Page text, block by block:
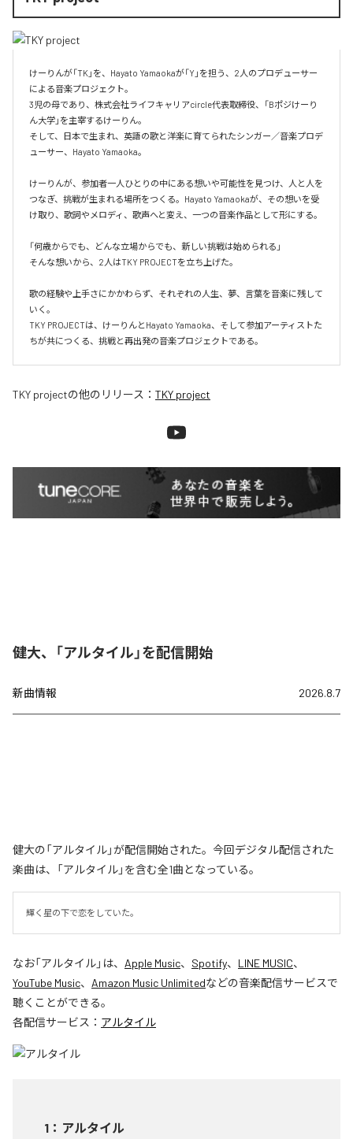
けーりんが「TK」を、Hayato Yamaokaが「Y」を担う、2人のプロデューサー
による音楽プロジェクト。
3児の母であり、株式会社ライフキャリアcircle代表取締役、「Bポジけーり
ん大学」を主宰するけーりん。
そして、日本で生まれ、英語の歌と洋楽に育てられたシンガー／音楽プロデ
ューサー、Hayato Yamaoka。
けーりんが、参加者一人ひとりの中にある想いや可能性を見つけ、人と人を
つなぎ、挑戦が生まれる場所をつくる。Hayato Yamaokaが、その想いを受
け取り、歌詞やメロディ、歌声へと変え、一つの音楽作品として形にする。
「何歳からでも、どんな立場からでも、新しい挑戦は始められる」
そんな想いから、2人はTKY PROJECTを立ち上げた。
歌の経験や上手さにかかわらず、それぞれの人生、夢、言葉を音楽に残して
いく。
TKY PROJECTは、けーりんとHayato Yamaoka、そして参加アーティストた
ちが共につくる、挑戦と再出発の音楽プロジェクトである。
TKY projectの他のリリース： TKY project
健大、「アルタイル」を配信開始
新曲情報 2026.8.7
健大の「アルタイル」が配信開始された。今回デジタル配信された
楽曲は、「アルタイル」を含む全1曲となっている。
輝く星の下で恋をしていた。
なお「アルタイル」は、 Apple Music、 Spotify、 LINE MUSIC、
YouTube Music、 Amazon Music Unlimitedなどの音楽配信サービスで
聴くことができる。
各配信サービス： アルタイル
1 ： アルタイル